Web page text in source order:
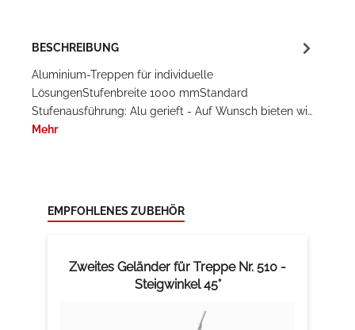
BESCHREIBUNG
Aluminium-Treppen für individuelle
LösungenStufenbreite 1000 mmStandard
Stufenausführung: Alu gerieft - Auf Wunsch bieten wi…
Mehr
EMPFOHLENES ZUBEHÖR
Zweites Geländer für Treppe Nr. 510 -
Steigwinkel 45°